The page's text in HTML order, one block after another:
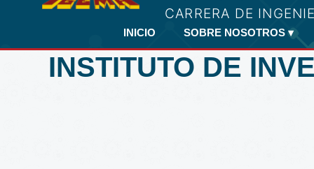
INICIO SOBRE NOSOTROS ▾
INSTITUTO DE